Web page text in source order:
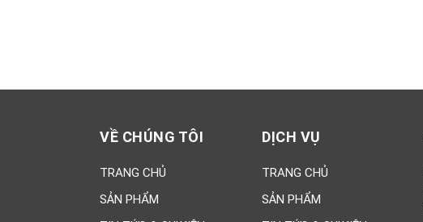
VỀ CHÚNG TÔI
TRANG CHỦ
SẢN PHẨM
DỊCH VỤ
TRANG CHỦ
SẢN PHẨM